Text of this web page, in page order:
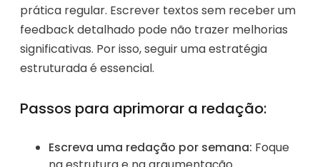
prática regular. Escrever textos sem receber um
feedback detalhado pode não trazer melhorias
significativas. Por isso, seguir uma estratégia
estruturada é essencial.
Passos para aprimorar a redação:
Escreva uma redação por semana: Foque